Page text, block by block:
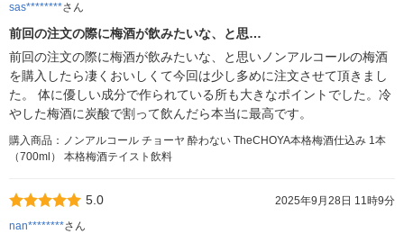
sas********さん
前回の注文の際に梅酒が飲みたいな、と思…
前回の注文の際に梅酒が飲みたいな、と思いノンアルコールの梅酒
を購入したら凄くおいしくて今回は少し多めに注文させて頂きまし
た。 体に優しい成分で作られている所も大きなポイントでした。冷
やした梅酒に炭酸で割って飲んだら本当に最高です。
購入商品：ノンアルコール チョーヤ 酔わない TheCHOYA本格梅酒仕込み 1本
（700ml） 本格梅酒テイスト飲料
5.0
2025年9月28日 11時9分
nan********さん